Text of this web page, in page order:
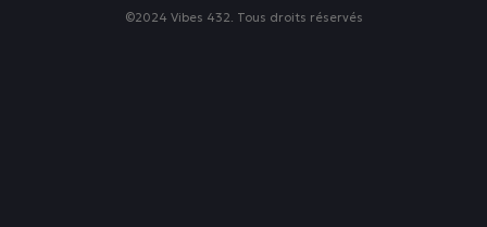
©2024 Vibes 432. Tous droits réservés